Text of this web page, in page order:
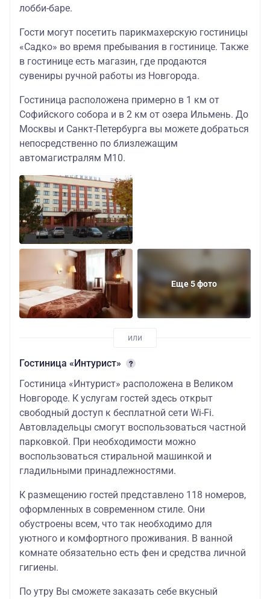
лобби-баре.
Гости могут посетить парикмахерскую гостиницы
«Садко» во время пребывания в гостинице. Также
в гостинице есть магазин, где продаются
сувениры ручной работы из Новгорода.
Гостиница расположена примерно в 1 км от
Софийского собора и в 2 км от озера Ильмень. До
Москвы и Санкт-Петербурга вы можете добраться
непосредственно по близлежащим
автомагистралям М10.
Еще 5 фото
Гостиница «Интурист»
Гостиница «Интурист» расположена в Великом
Новгороде. К услугам гостей здесь открыт
свободный доступ к бесплатной сети Wi-Fi.
Автовладельцы смогут воспользоваться частной
парковкой. При необходимости можно
воспользоваться стиральной машинкой и
гладильными принадлежностями.
К размещению гостей представлено 118 номеров,
оформленных в современном стиле. Они
обустроены всем, что так необходимо для
уютного и комфортного проживания. В ванной
комнате обязательно есть фен и средства личной
гигиены.
По утру Вы сможете заказать себе вкусный